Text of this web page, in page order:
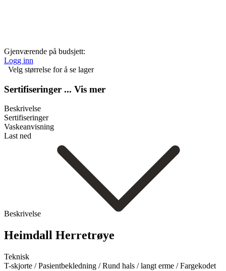
Gjenværende på budsjett:
Logg inn
Velg størrelse for å se lager
Sertifiseringer ... Vis mer
Beskrivelse
Sertifiseringer
Vaskeanvisning
Last ned
Beskrivelse
Heimdall Herretrøye
Teknisk
T-skjorte / Pasientbekledning / Rund hals / langt erme / Fargekodet